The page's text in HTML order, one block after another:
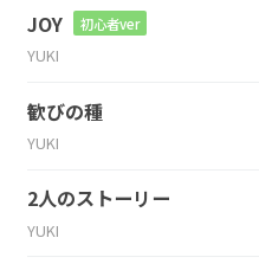
JOY 初心者ver
YUKI
歓びの種
YUKI
2人のストーリー
YUKI